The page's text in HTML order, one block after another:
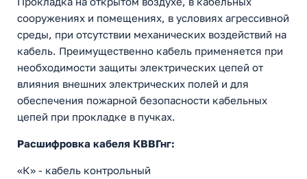
сооружениях и помещениях, в условиях агрессивной
среды, при отсутствии механических воздействий на
кабель. Преимущественно кабель применяется при
необходимости защиты электрических цепей от
влияния внешних электрических полей и для
обеспечения пожарной безопасности кабельных
цепей при прокладке в пучках.
Расшифровка кабеля КВВГнг:
«К» - кабель контрольный